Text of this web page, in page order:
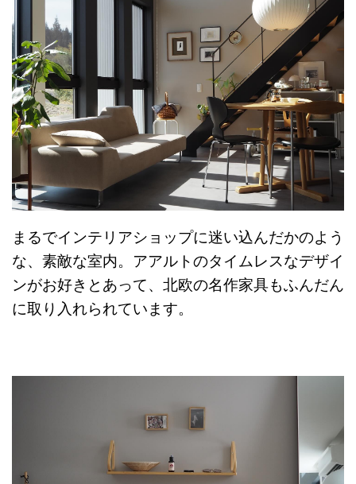
まるでインテリアショップに迷い込んだかのよう
な、素敵な室内。アアルトのタイムレスなデザイ
ンがお好きとあって、北欧の名作家具もふんだん
に取り入れられています。